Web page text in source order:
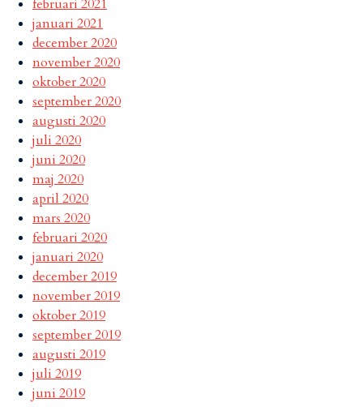
februari 2021
januari 2021
december 2020
november 2020
oktober 2020
september 2020
augusti 2020
juli 2020
juni 2020
maj 2020
april 2020
mars 2020
februari 2020
januari 2020
december 2019
november 2019
oktober 2019
september 2019
augusti 2019
juli 2019
juni 2019